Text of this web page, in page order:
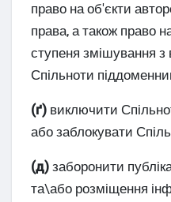
право на об'єкти
права, а також право
ступеня змішування
Спільноти
(ґ) виключити
або заблокувати
(д) заборонити
та\або розміщення